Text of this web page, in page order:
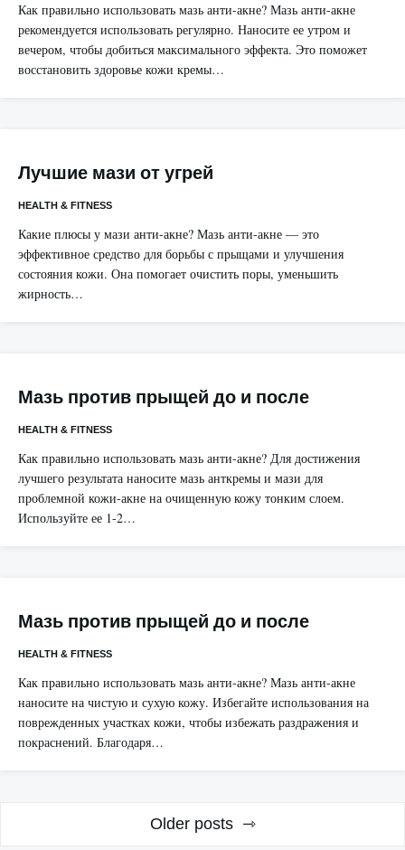
Как правильно использовать мазь анти-акне? Мазь анти-акне
рекомендуется использовать регулярно. Наносите ее утром и
вечером, чтобы добиться максимального эффекта. Это поможет
восстановить здоровье кожи кремы…
Лучшие мази от угрей
HEALTH & FITNESS
Какие плюсы у мази анти-акне? Мазь анти-акне — это
эффективное средство для борьбы с прыщами и улучшения
состояния кожи. Она помогает очистить поры, уменьшить
жирность…
Мазь против прыщей до и после
HEALTH & FITNESS
Как правильно использовать мазь анти-акне? Для достижения
лучшего результата наносите мазь анткремы и мази для
проблемной кожи-акне на очищенную кожу тонким слоем.
Используйте ее 1-2…
Мазь против прыщей до и после
HEALTH & FITNESS
Как правильно использовать мазь анти-акне? Мазь анти-акне
наносите на чистую и сухую кожу. Избегайте использования на
поврежденных участках кожи, чтобы избежать раздражения и
покраснений. Благодаря…
Older posts